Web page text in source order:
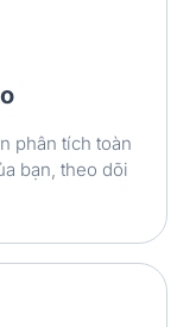
phân tích toàn
bạn, theo dõi